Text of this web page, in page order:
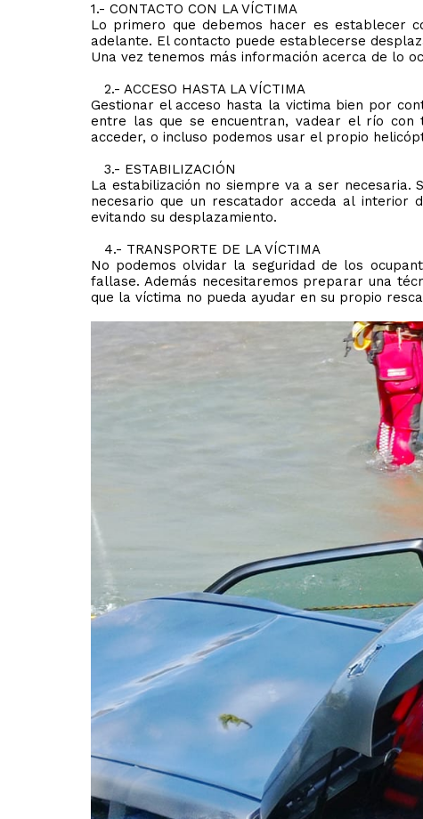
1.- CONTACTO CON LA VÍCTIMA
Lo primero que debemos hacer es establecer
adelante. El contacto puede establecerse
Una vez tenemos más información acerca de lo
2.- ACCESO HASTA LA VÍCTIMA
Gestionar el acceso hasta la victima bien por
entre las que se encuentran, vadear el río con
acceder, o incluso podemos usar el propio
3.- ESTABILIZACIÓN
La estabilización no siempre va a ser
necesario que un rescatador acceda al interior
evitando su desplazamiento.
4.- TRANSPORTE DE LA VÍCTIMA
No podemos olvidar la seguridad de los
fallase. Además necesitaremos preparar una
que la víctima no pueda ayudar en su propio